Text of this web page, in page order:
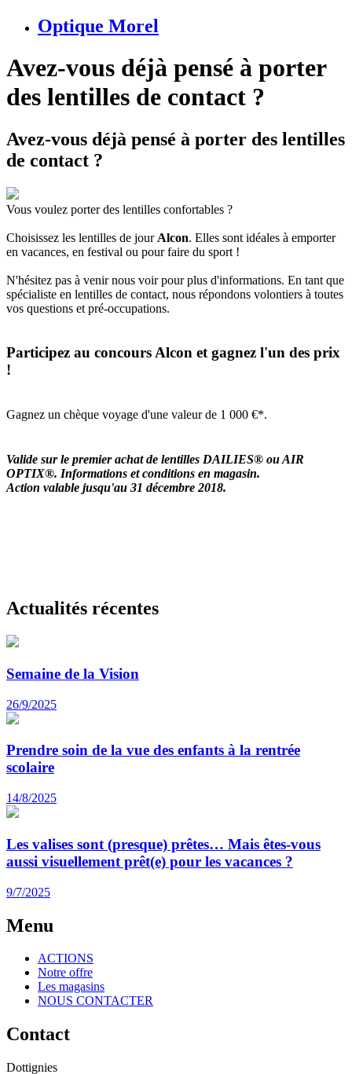
Optique Morel
Avez-vous déjà pensé à porter
des lentilles de contact ?
Avez-vous déjà pensé à porter des lentilles
de contact ?
Vous voulez porter des lentilles confortables ?
Choisissez les lentilles de jour Alcon. Elles sont idéales à emporter
en vacances, en festival ou pour faire du sport !
N'hésitez pas à venir nous voir pour plus d'informations. En tant que
spécialiste en lentilles de contact, nous répondons volontiers à toutes
vos questions et pré-occupations.
Participez au concours Alcon et gagnez l'un des prix
!
Gagnez un chèque voyage d'une valeur de 1 000 €*.
Valide sur le premier achat de lentilles DAILIES® ou AIR
OPTIX®. Informations et conditions en magasin.
Action valable jusqu'au 31 décembre 2018.
Actualités récentes
Semaine de la Vision
26/9/2025
Prendre soin de la vue des enfants à la rentrée
scolaire
14/8/2025
Les valises sont (presque) prêtes… Mais êtes-vous
aussi visuellement prêt(e) pour les vacances ?
9/7/2025
Menu
ACTIONS
Notre offre
Les magasins
NOUS CONTACTER
Contact
Dottignies